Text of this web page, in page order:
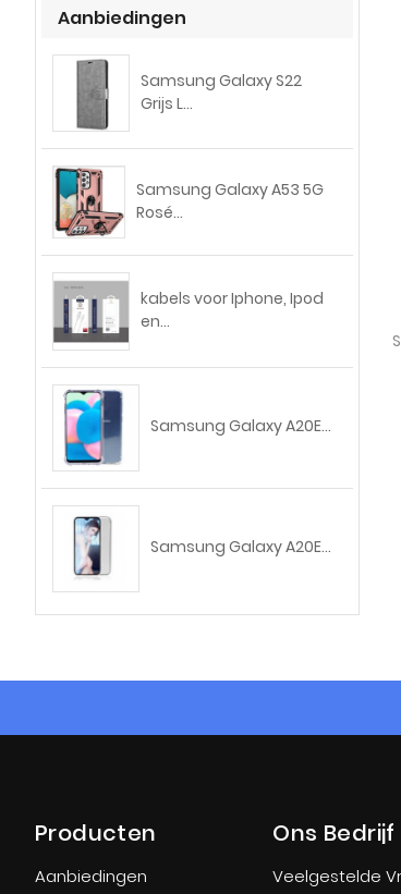
Aanbiedingen
Samsung Galaxy S22
Grijs L...
Samsung Galaxy A53 5G
Rosé...
kabels voor Iphone, Ipod
en...
Samsung Galaxy A20E...
Samsung Galaxy A20E...
Producten
Aanbiedingen
Ons Bedrijf
Veelgestelde